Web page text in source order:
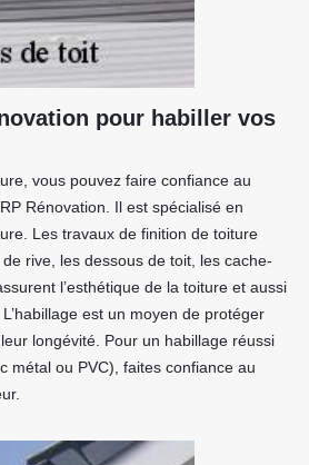
pour habiller vos
vous pouvez faire confiance au
Rénovation. Il est spécialisé en
Les travaux de finition de toiture
rive, les dessous de toit, les cache-
l’esthétique de la toiture et aussi
L’habillage est un moyen de protéger
longévité. Pour un habillage réussi
métal ou PVC), faites confiance au